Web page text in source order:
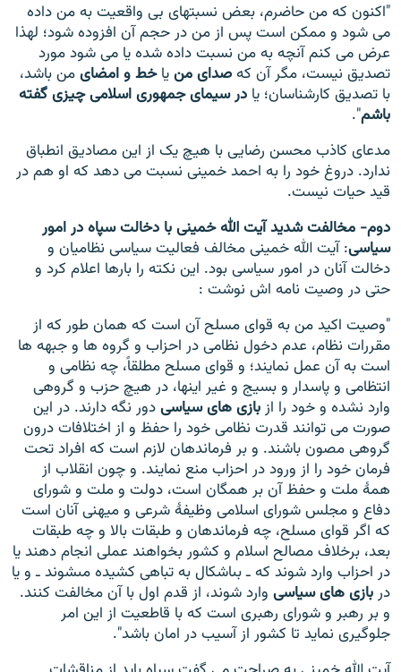
"اکنون که من حاضرم، بعض نسبتهاى بی واقعیت به من داده
می ‏شود و ممکن است پس از من در حجم آن افزوده شود؛ لهذا
عرض می کنم آنچه به من نسبت داده شده یا می ‏شود مورد
تصدیق نیست، مگر آن کهصداى منیاخطو امضاىمن باشد،
با تصدیق کارشناسان؛ یا در سیماى جمهورى اسلامى چیزى گفته
باشم".
مدعای کاذب محسن رضایی با هیچ یک از این مصادیق انطباق
ندارد. دروغ خود را به احمد خمینی نسبت می دهد که او هم در
قید حیات نیست.
دوم- مخالفت شدید آیت الله خمینی با دخالت سپاه در امور
سیاسی: آیت الله خمینی مخالف فعالیت سیاسی نظامیان و
دخالت آنان در امور سیاسی بود. این نکته را بارها اعلام کرد و
حتی در وصیت نامه اش نوشت :
"وصیت اکید من به قواى مسلح آن است که همان طور که از
مقررات نظام، عدم دخول نظامى در احزاب و گروه ها و جبهه ‏ها
است به آن عمل نمایند؛ و قواى مسلح مطلقاً، چه نظامى و
انتظامى و پاسدار و بسیج و غیر اینها، در هیچ حزب و گروهى
وارد نشده و خود را ازبازی هاى سیاسىدور نگه دارند. در این
صورت می ‏توانند قدرت نظامى خود را حفظ و از اختلافات درون
گروهى مصون باشند. و بر فرماندهان لازم است که افراد تحت
فرمان خود را از ورود در احزاب منع نمایند. و چون انقلاب از
همۀ ملت و حفظ آن بر همگان است، دولت و ملت و شوراى
دفاع و مجلس شوراى اسلامى وظیفۀ شرعى و میهنى آنان است
که اگر قواى مسلح، چه فرماندهان و طبقات بالا و چه طبقات
بعد، برخلاف مصالح اسلام و کشور بخواهند عملى انجام دهند یا
در احزاب وارد شوند که ـ بى‏اشکال به تباهى کشیده مى‏شوند ـ و یا
دربازی هاى سیاسى وارد شوند، از قدم اول با آن مخالفت کنند.
و بر رهبر و شوراى رهبرى است که با قاطعیت از این امر
جلوگیرى نماید تا کشور از آسیب در امان باشد".